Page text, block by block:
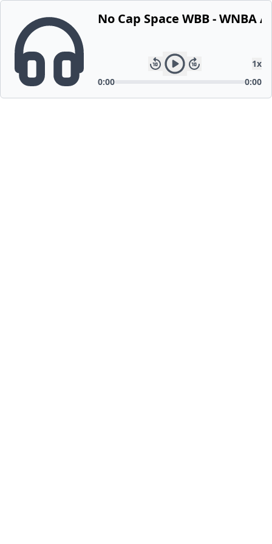
No Cap Space WBB -
1x
0:00
0:00